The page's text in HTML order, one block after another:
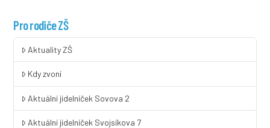
Pro rodiče ZŠ
Aktuality ZŠ
Kdy zvoní
Aktuální jídelníček Sovova 2
Aktuální jídelníček Svojsíkova 7